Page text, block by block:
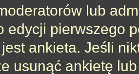
lub
edycji pierwszego
ankieta. Jeśli
usunąć ankietę